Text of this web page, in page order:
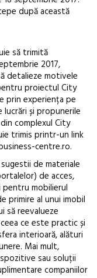
după această
să trimită
2017,
detalieze motivele
proiectul City
prin experiența pe
și propunerile
complexul City
trimis printr-un link
centre.ro.
de materiale
de acces,
mobilierul
primire al unui imobil
să reevalueze
ce este practic și
interioară, alături
Mai mult,
sau soluții
companiilor